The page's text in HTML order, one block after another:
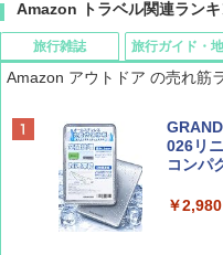
Amazon トラベル関連ラン
旅行雑誌
BE-
SOTO
旅行ガイド・
地球の
￥2,695
[キャン
プテン
ッとサ
&ハイ
Amazon アウトドア の売れ筋
026リ
コンパ
￥2,980